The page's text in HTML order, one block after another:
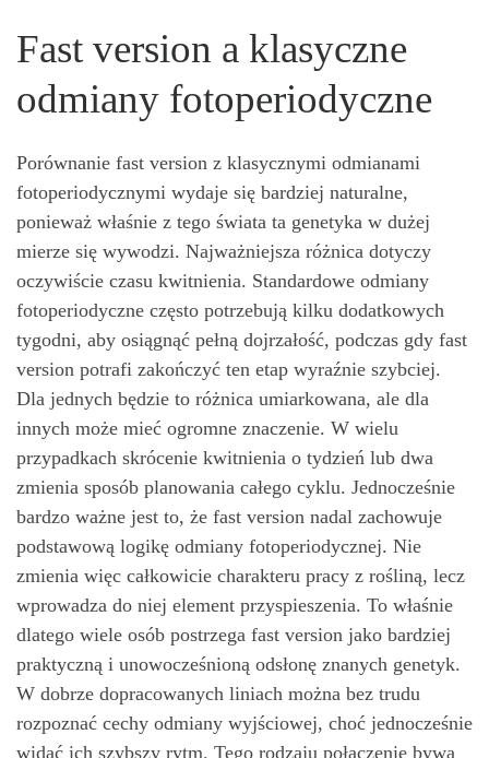
Fast version a klasyczne
odmiany fotoperiodyczne
Porównanie fast version z klasycznymi odmianami
fotoperiodycznymi wydaje się bardziej naturalne,
ponieważ właśnie z tego świata ta genetyka w dużej
mierze się wywodzi. Najważniejsza różnica dotyczy
oczywiście czasu kwitnienia. Standardowe odmiany
fotoperiodyczne często potrzebują kilku dodatkowych
tygodni, aby osiągnąć pełną dojrzałość, podczas gdy fast
version potrafi zakończyć ten etap wyraźnie szybciej.
Dla jednych będzie to różnica umiarkowana, ale dla
innych może mieć ogromne znaczenie. W wielu
przypadkach skrócenie kwitnienia o tydzień lub dwa
zmienia sposób planowania całego cyklu. Jednocześnie
bardzo ważne jest to, że fast version nadal zachowuje
podstawową logikę odmiany fotoperiodycznej. Nie
zmienia więc całkowicie charakteru pracy z rośliną, lecz
wprowadza do niej element przyspieszenia. To właśnie
dlatego wiele osób postrzega fast version jako bardziej
praktyczną i unowocześnioną odsłonę znanych genetyk.
W dobrze dopracowanych liniach można bez trudu
rozpoznać cechy odmiany wyjściowej, choć jednocześnie
widać ich szybszy rytm. Tego rodzaju połączenie bywa